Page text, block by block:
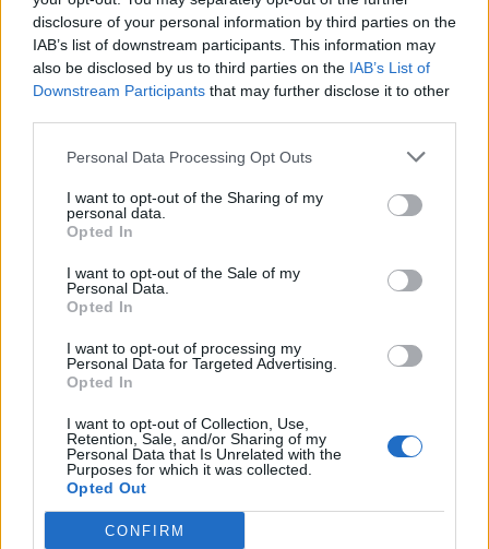
disclosure of your personal information by third parties on the
IAB’s list of downstream participants. This information may
also be disclosed by us to third parties on the IAB’s List of
Downstream Participants that may further disclose it to other
Personal Data Processing Opt Outs
I want to opt-out of the Sharing of my
personal data.
Opted In
I want to opt-out of the Sale of my
Personal Data.
Opted In
I want to opt-out of processing my
Personal Data for Targeted Advertising.
Opted In
I want to opt-out of Collection, Use,
Retention, Sale, and/or Sharing of my
Personal Data that Is Unrelated with the
Purposes for which it was collected.
Opted Out
CONFIRM